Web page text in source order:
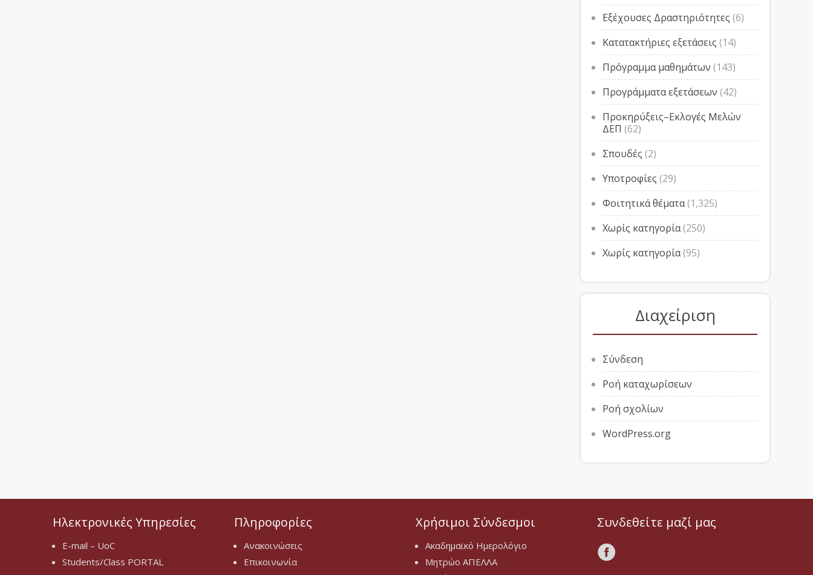
Εξέχουσες Δραστηριότητες (6)
Κατατακτήριες εξετάσεις (14)
Πρόγραμμα μαθημάτων (143)
Προγράμματα εξετάσεων (42)
Προκηρύξεις–Εκλογές Μελών
ΔΕΠ (62)
Σπουδές (2)
Υποτροφίες (29)
Φοιτητικά θέματα(1,325)
Χωρίς κατηγορία(250)
Χωρίς κατηγορία(95)
Διαχείριση
Σύνδεση
Ροή καταχωρίσεων
Ροή σχολίων
WordPress.org
Ηλεκτρονικές Υπηρεσίες
E-mail – UoC
Students/Class PORTAL
Πληροφορίες
Ανακοινώσεις
Επικοινωνία
Χρήσιμοι Σύνδεσμοι
Ακαδημαϊκό Ημερολόγιο
Μητρώο ΑΠΕΛΛΑ
Συνδεθείτε μαζί μας